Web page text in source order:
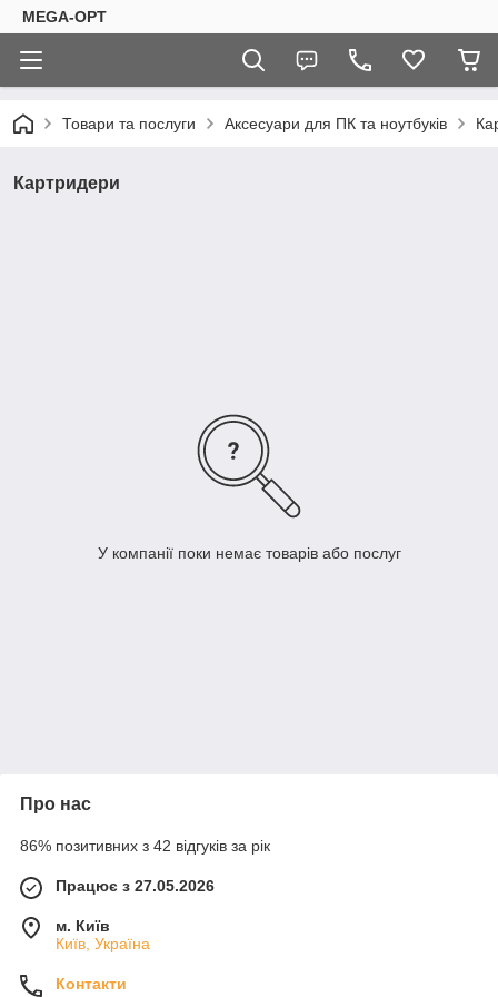
MEGA-OPT
Товари та послуги Аксесуари для ПК та ноутбуків
Картридери
У компанії поки немає товарів або послуг
Про нас
86% позитивних з 42 відгуків за рік
Працює з 27.05.2026
м. Київ
Київ, Україна
Контакти